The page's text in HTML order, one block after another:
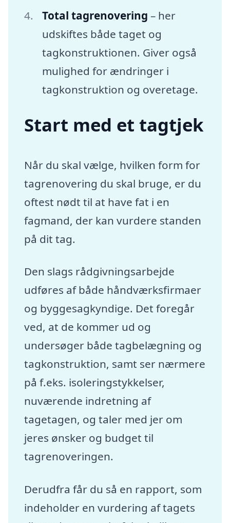
Total tagrenovering – her
udskiftes både taget og
tagkonstruktionen. Giver også
mulighed for ændringer i
tagkonstruktion og overetage.
Start med et tagtjek
Når du skal vælge, hvilken form for
tagrenovering du skal bruge, er du
oftest nødt til at have fat i en
fagmand, der kan vurdere standen
på dit tag.
Den slags rådgivningsarbejde
udføres af både håndværksfirmaer
og byggesagkyndige. Det foregår
ved, at de kommer ud og
undersøger både tagbelægning og
tagkonstruktion, samt ser nærmere
på f.eks. isoleringstykkelser,
nuværende indretning af
tagetagen, og taler med jer om
jeres ønsker og budget til
tagrenoveringen.
Derudfra får du så en rapport, som
indeholder en vurdering af tagets